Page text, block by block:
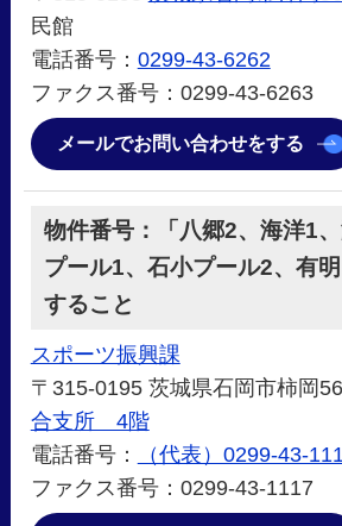
民館
電話番号： 0299-43-6262
ファクス番号：0299-43-6263
メールでお問い合わせをする
物件番号：「八郷2、海洋1
プール1、石小プール2、有
すること
スポーツ振興課
〒315-0195 茨城県石岡市柿岡
合支所 4階
電話番号：
（代表）0299-43-
ファクス番号：0299-43-1117